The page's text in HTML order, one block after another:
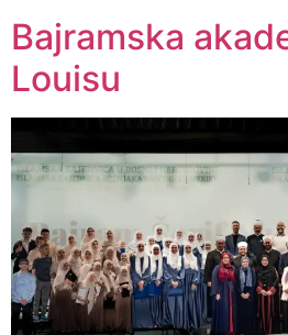
Bajramska
Louisu